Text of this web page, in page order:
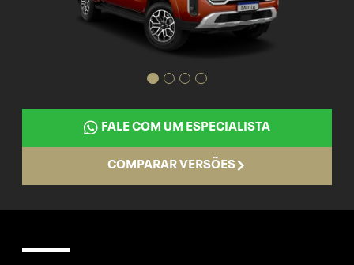
COMPARAR VERSÕES
FALE COM UM ESPECIALISTA